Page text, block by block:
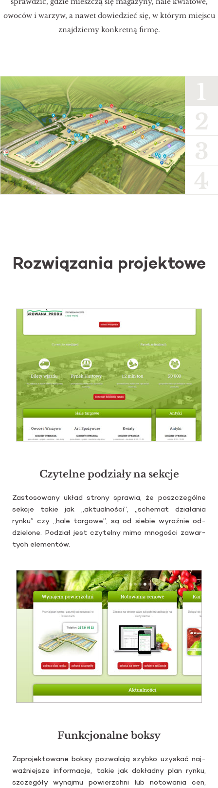
owoców i warzyw, a nawet dowiedzieć się, w którym miejscu
znajdziemy konkretną firmę.
Rozwiązania projektowe
Czytelne podziały na sekcje
Za­sto­so­wa­ny układ stro­ny spra­wia, że po­szcze­gól­ne
sek­cje takie jak „ak­tu­al­no­ści”, „sche­mat dzia­ła­nia
rynku” czy „hale tar­go­we”, są od sie­bie wy­raź­nie od­
dzie­lo­ne. Po­dział jest czy­tel­ny mimo mno­go­ści za­war­
tych ele­men­tów.
Funkcjonalne boksy
Za­pro­jek­to­wa­ne boksy po­zwa­la­ją szyb­ko uzy­skać naj­
waż­niej­sze in­for­ma­cje, takie jak do­kład­ny plan rynku,
szcze­gó­ły wy­naj­mu po­wierzch­ni lub no­to­wa­nia cen,